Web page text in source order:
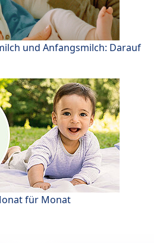
und Anfangsmilch: Darauf
für Monat